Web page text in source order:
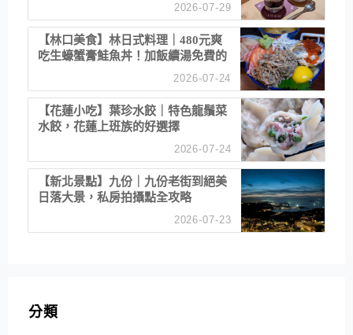
2026-07-29
【林口美食】林日式料理｜480元爽
吃生蠔蟹膏鮭魚丼！加飯續湯免費的
2026-07-24
【花蓮小吃】葉珍水餃｜特色龍鬚菜
水餃，花蓮上班族的好選擇
2026-07-24
【新北景點】九份｜九份老街到絕美
日落大景，私房拍攝點全攻略
2026-07-23
分類